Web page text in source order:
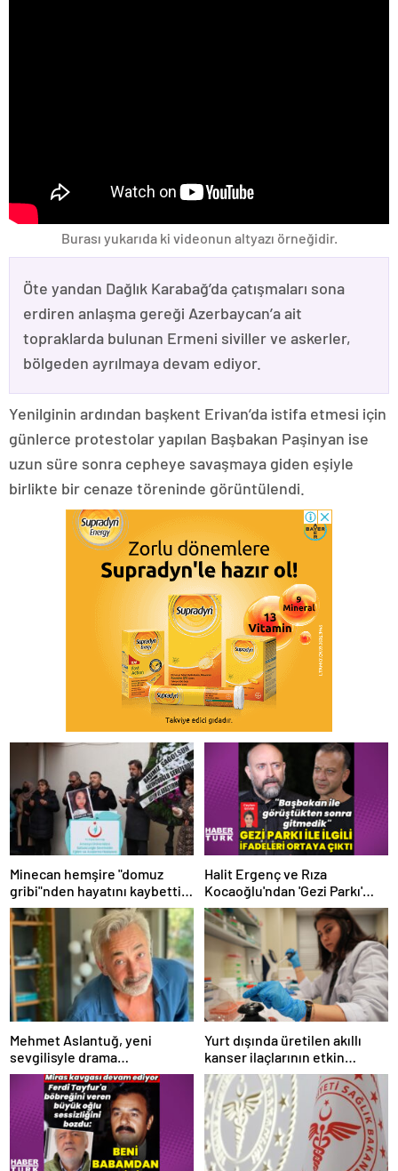
Burası yukarıda ki videonun altyazı örneğidir.
Öte yandan Dağlık Karabağ’da çatışmaları sona
erdiren anlaşma gereği Azerbaycan’a ait
topraklarda bulunan Ermeni siviller ve askerler,
bölgeden ayrılmaya devam ediyor.
Yenilginin ardından başkent Erivan’da istifa etmesi için
günlerce protestolar yapılan Başbakan Paşinyan ise
uzun süre sonra cepheye savaşmaya giden eşiyle
birlikte bir cenaze töreninde görüntülendi.
Minecan hemşire "domuz
gribi"nden hayatını kaybetti –
Haberler | Sağlık Haberleri
Halit Ergenç ve Rıza
Kocaoğlu'ndan 'Gezi Parkı'
ifadesi – Magazin haberleri
Mehmet Aslantuğ, yeni
sevgilisyle drama
çalışmalarında tanıştı –
Magazin haberleri
Yurt dışında üretilen akıllı
kanser ilaçlarının etkin
maddesi yerli imkanlarla
geliştirildi | Sağlık Haberleri